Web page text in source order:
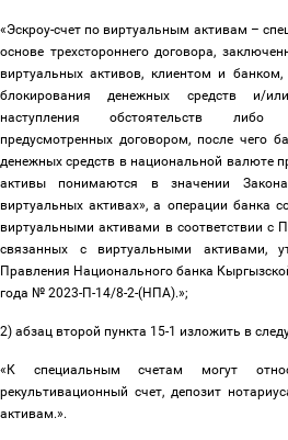
«Эскроу-счет по виртуальным активам –
основе трехстороннего договора,
виртуальных активов, клиентом и
блокирования денежных средств и/
наступления обстоятельств либо
предусмотренных договором, после чего
денежных средств в национальной валюте
активы понимаются в значении
виртуальных активах», а операции банка
виртуальными активами в соответствии с
связанных с виртуальными активами,
Правления Национального банка
года № 2023-П-14/8-2-(НПА).»;
2) абзац второй пункта 15-1 изложить в
«К специальным счетам могут
рекультивационный счет, депозит
активам.».